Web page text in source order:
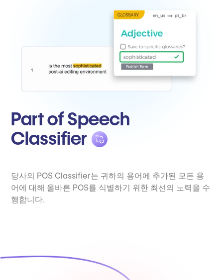
Part of Speech
Classifier
당사의 POS Classifier는 귀하의 용어에 추가된 모든 용
어에 대해 올바른 POS를 식별하기 위한 최선의 노력을 수
행합니다.